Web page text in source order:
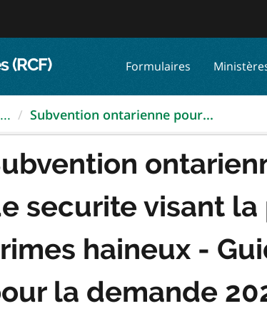
(RCF) Formulaires
Subvention ontarienne pour...
securite visant
haineux -
la demande